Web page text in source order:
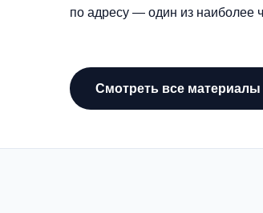
по адресу — один из наиболее
Смотреть все